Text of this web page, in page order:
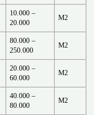
10.000 –
20.000
M2
80.000 –
250.000
M2
20.000 –
60.000
M2
40.000 –
80.000
M2